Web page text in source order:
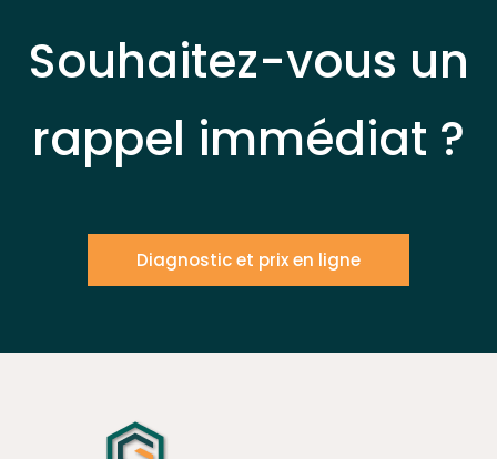
Souhaitez-vous un
rappel immédiat ?
Diagnostic et prix en ligne